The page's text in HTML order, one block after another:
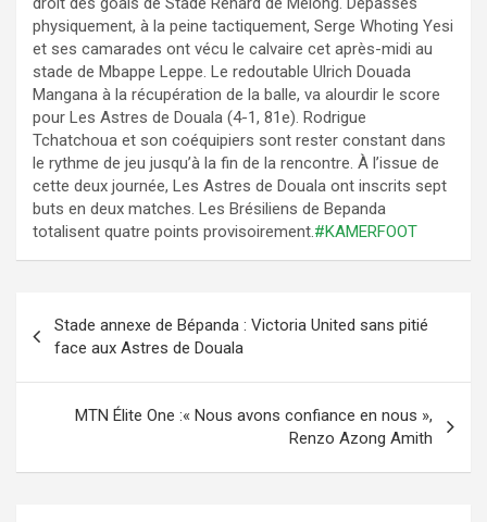
physiquement, à la peine tactiquement, Serge Whoting Yesi
et ses camarades ont vécu le calvaire cet après-midi au
stade de Mbappe Leppe. Le redoutable Ulrich Douada
Mangana à la récupération de la balle, va alourdir le score
pour Les Astres de Douala (4-1, 81e). Rodrigue
Tchatchoua et son coéquipiers sont rester constant dans
le rythme de jeu jusqu’à la fin de la rencontre. À l’issue de
cette deux journée, Les Astres de Douala ont inscrits sept
buts en deux matches. Les Brésiliens de Bepanda
totalisent quatre points provisoirement.#KAMERFOOT
de
l’article
Stade annexe de Bépanda : Victoria United sans pitié
face aux Astres de Douala
MTN Élite One :« Nous avons confiance en nous »,
Renzo Azong Amith